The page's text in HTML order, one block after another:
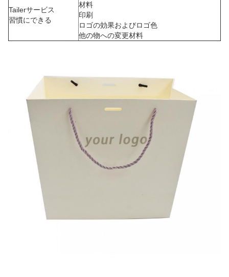
Tailerサービス
習慣にできる
材料
印刷
ロゴの効果およびロゴ色
他の物への変更材料